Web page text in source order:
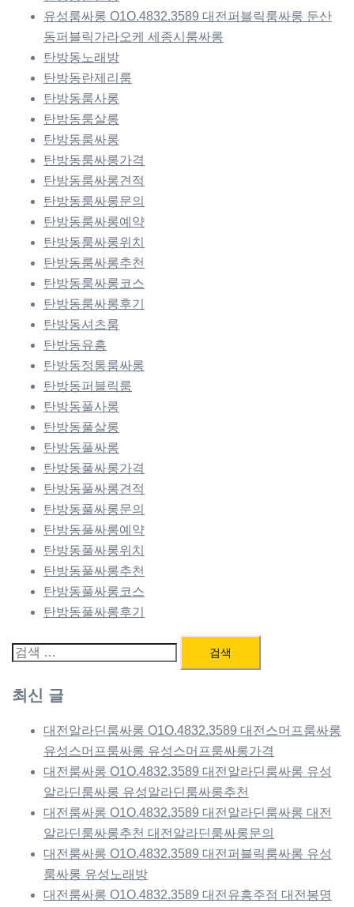
유성룸싸롱 O1O.4832.3589 대전퍼블릭룸싸롱 둔산
동퍼블릭가라오케 세종시룸싸롱
탄방동노래방
탄방동란제리룸
탄방동룸사롱
탄방동룸살롱
탄방동룸싸롱
탄방동룸싸롱가격
탄방동룸싸롱견적
탄방동룸싸롱문의
탄방동룸싸롱예약
탄방동룸싸롱위치
탄방동룸싸롱추천
탄방동룸싸롱코스
탄방동룸싸롱후기
탄방동셔츠룸
탄방동유흥
탄방동정통룸싸롱
탄방동퍼블릭룸
탄방동풀사롱
탄방동풀살롱
탄방동풀싸롱
탄방동풀싸롱가격
탄방동풀싸롱견적
탄방동풀싸롱문의
탄방동풀싸롱예약
탄방동풀싸롱위치
탄방동풀싸롱추천
탄방동풀싸롱코스
탄방동풀싸롱후기
검
최신 글
대전알라딘룸싸롱 O1O.4832.3589 대전스머프룸싸롱
유성스머프룸싸롱 유성스머프룸싸롱가격
대전룸싸롱 O1O.4832.3589 대전알라딘룸싸롱 유성
알라딘룸싸롱 유성알라딘룸싸롱추천
대전룸싸롱 O1O.4832.3589 대전알라딘룸싸롱 대전
알라딘룸싸롱추천 대전알라딘룸싸롱문의
대전룸싸롱 O1O.4832.3589 대전퍼블릭룸싸롱 유성
룸싸롱 유성노래방
대전룸싸롱 O1O.4832.3589 대전유흥주점 대전봉명